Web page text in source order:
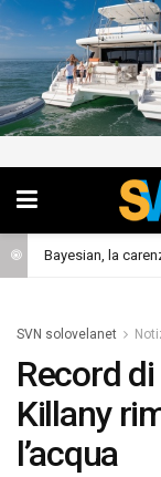
SVN solovelanet
Record
Killany
l’acqua